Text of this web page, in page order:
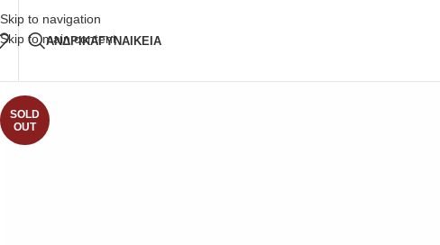
Skip to navigation
Skip to main content
Δωρεάν Μεταφορικά
ΑΝΔΡΙΚΑΓΥΝΑΙΚΕΙΑ
SOLD
OUT